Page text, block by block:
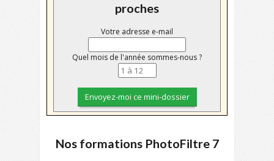
proches
Votre adresse e-mail
Quel mois de l'année sommes-nous ?
Nos formations PhotoFiltre 7